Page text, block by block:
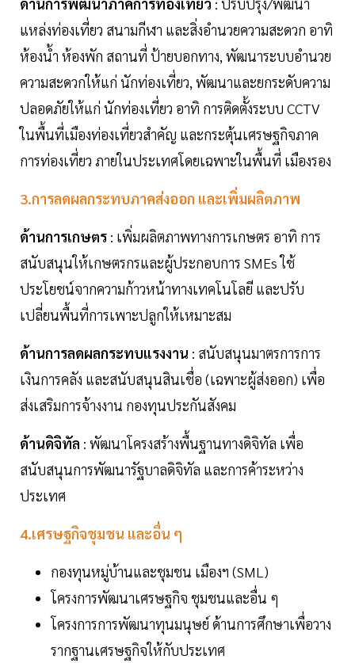
แหล่งท่องเที่ยว สนามกีฬา และสิ่งอำนวยความสะดวก อาทิ
ห้องน้ำ ห้องพัก สถานที่ ป้ายบอกทาง, พัฒนาระบบอำนวย
ความสะดวกให้แก่ นักท่องเที่ยว, พัฒนาและยกระดับความ
ปลอดภัยให้แก่ นักท่องเที่ยว อาทิ การติดตั้งระบบ CCTV
ในพื้นที่เมืองท่องเที่ยวสำคัญ และกระตุ้นเศรษฐกิจภาค
การท่องเที่ยว ภายในประเทศโดยเฉพาะในพื้นที่ เมืองรอง
3.การลดผลกระทบภาคส่งออก และเพิ่มผลิตภาพ
ด้านการเกษตร : เพิ่มผลิตภาพทางการเกษตร อาทิ การ
สนับสนุนให้เกษตรกรและผู้ประกอบการ SMEs ใช้
ประโยชน์จากความก้าวหน้าทางเทคโนโลยี และปรับ
เปลี่ยนพื้นที่การเพาะปลูกให้เหมาะสม
ด้านการลดผลกระทบแรงงาน : สนับสนุนมาตรการการ
เงินการคลัง และสนับสนุนสินเชื่อ (เฉพาะผู้ส่งออก) เพื่อ
ส่งเสริมการจ้างงาน กองทุนประกันสังคม
ด้านดิจิทัล : พัฒนาโครงสร้างพื้นฐานทางดิจิทัล เพื่อ
สนับสนุนการพัฒนารัฐบาลดิจิทัล และการค้าระหว่าง
ประเทศ
4.เศรษฐกิจชุมชน และอื่น ๆ
กองทุนหมู่บ้านและชุมชน เมืองฯ (SML)
โครงการพัฒนาเศรษฐกิจ ชุมชนและอื่น ๆ
โครงการการพัฒนาทุนมนุษย์ ด้านการศึกษาเพื่อวาง
รากฐานเศรษฐกิจให้กับประเทศ